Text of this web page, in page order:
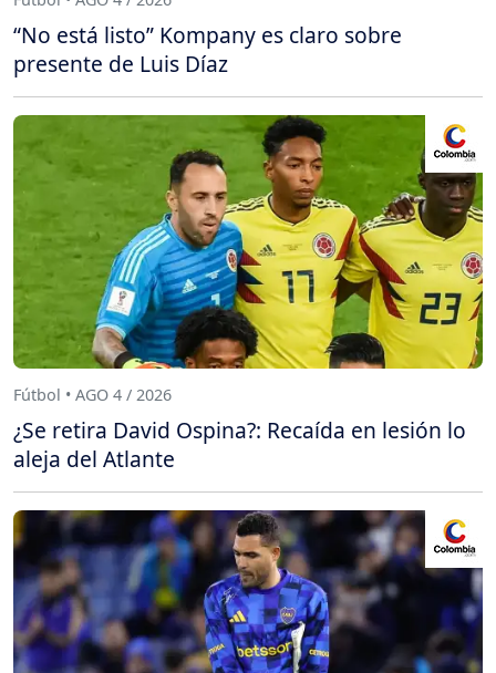
“No está listo” Kompany es claro sobre
presente de Luis Díaz
Fútbol • AGO 4 / 2026
¿Se retira David Ospina?: Recaída en lesión lo
aleja del Atlante